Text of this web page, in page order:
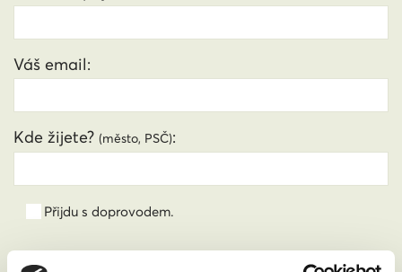
Váš email:
Kde žijete? (město, PSČ):
Přijdu s doprovodem.